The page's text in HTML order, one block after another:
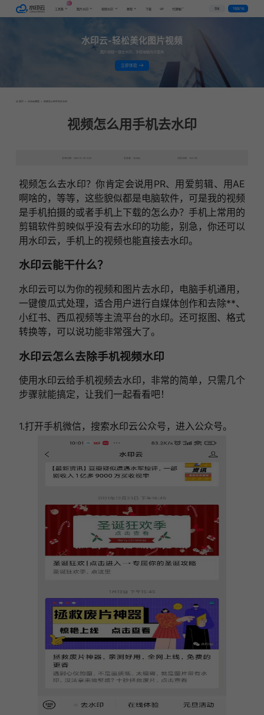
工具集 图片水印 视频水印 教程 下载 VIP 代理推广 登录 下载客户端
水印云-轻松美化图片视频
图片视频一键去水印，手机电脑均可使用
立即体验
首页 > 水印云教程 > 视频怎么用手机去水印
视频怎么用手机去水印
发布日期：2022-01-20 10:22 发表者：水印云 浏览次数：7441次
视频怎么去水印？你肯定会说用PR、用爱剪辑、用AE
啊啥的，等等，这些貌似都是电脑软件，可是我的视频
是手机拍摄的或者手机上下载的怎么办？手机上常用的
剪辑软件剪映似乎没有去水印的功能，别急，你还可以
用水印云，手机上的视频也能直接去水印。
水印云能干什么？
水印云可以为你的视频和图片去水印，电脑手机通用，
一键傻瓜式处理，适合用户进行自媒体创作和去除**、
小红书、西瓜视频等主流平台的水印。还可抠图、格式
转换等，可以说功能非常强大了。
水印云怎么去除手机视频水印
使用水印云给手机视频去水印，非常的简单，只需几个
步骤就能搞定，让我们一起看看吧！
1.打开手机微信，搜索水印云公众号，进入公众号。